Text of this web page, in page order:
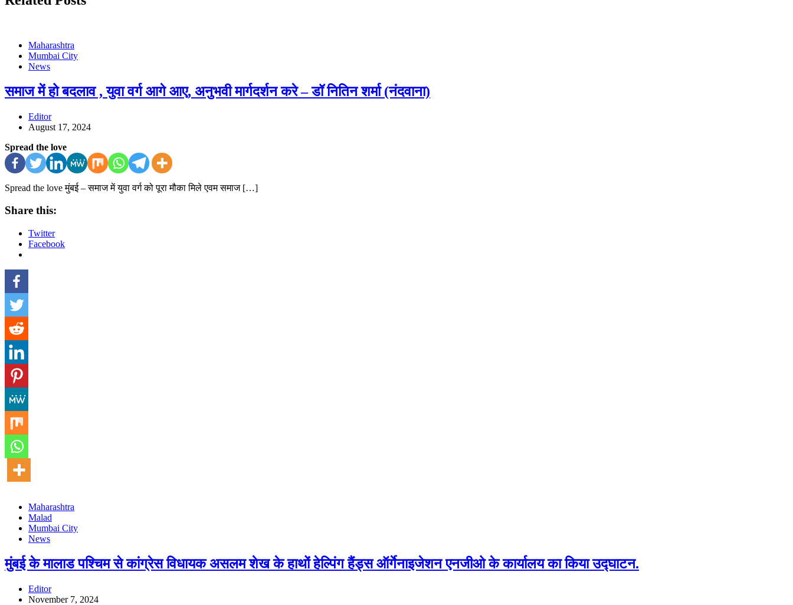
Maharashtra
Mumbai City
News
समाज में हो बदलाव , युवा वर्ग आगे आए, अनुभवी मार्गदर्शन करे – डॉ नितिन शर्मा (नंदवाना)
Editor
August 17, 2024
Spread the love
Spread the love मुंबई – समाज में युवा वर्ग को पूरा मौका मिले एवम समाज […]
Share this:
Twitter
Facebook
Maharashtra
Malad
Mumbai City
News
मुंबई के मालाड पश्चिम से कांग्रेस विधायक असलम शेख के हाथों हेल्पिंग हैंड्स ऑर्गेनाइजेशन एनजीओ के कार्यालय का किया उद्घाटन.
Editor
November 7, 2024